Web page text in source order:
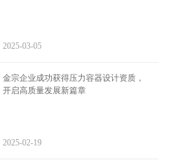
2025-03-05
金宗企业成功获得压力容器设计资质，
开启高质量发展新篇章
2025-02-19